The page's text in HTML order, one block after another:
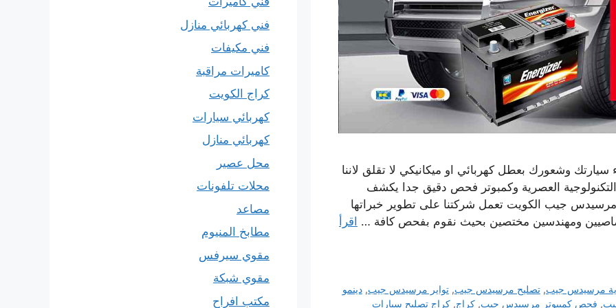
وشعورك بعطل كهربائي او ميكانيكي لا تقلق لاننا
العصرية وكمبوتر فحص دقيق جدا يكشف
جيب الكويت تعمل شركتنا على تطوير خبراتها
ومهندسين مختصين بحيث نقوم بفحص كافة … اقرأ
مرسيدس جيب,تصليح مرسيدس جيب,تواير مرسيدس جيب,دينمو
, فحص كمبيوتر مرسيدس جيب, كراج, كراج تصليح سيارات
فني كهربائي منازل
فني مكيفات
كاميرات مراقبة
كراج الكويت
كهربائي سيارات
كهربائي منازل
محل عصير
محلات تلفونات
مصاعد
مطابخ المنيوم
مقوي سيرفس
مقوي شبكة
مكتب افراح